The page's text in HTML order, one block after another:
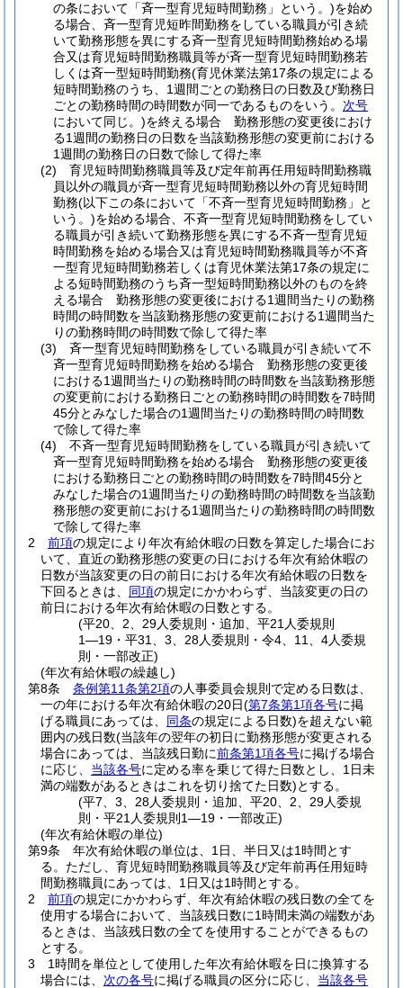
の条において「斉一型育児短時間勤務」という。)を始め
る場合、斉一型育児短昨間勤務をしている職員が引き続
いて勤務形態を異にする斉一型育児短時間勤務始める場
合又は育児短時間勤務職員等が斉一型育児短時間勤務若
しくは斉一型短時間勤務(育児休業法第17条の規定による
短時間勤務のうち、1週間ごとの勤務日の日数及び勤務日
ごとの勤務時間の時間数が同一であるものをいう。 次号
において同じ。)を終える場合 勤務形態の変更後におけ
る1週間の勤務日の日数を当該勤務形態の変更前における
1週間の勤務日の日数で除して得た率
(2)
育児短時間勤務職員等及び定年前再任用短時間勤務職
員以外の職員が斉一型育児短時間勤務以外の育児短時間
勤務(以下この条において「不斉一型育児短時間勤務」と
いう。)を始める場合、不斉一型育児短時間勤務をしてい
る職員が引き続いて勤務形態を異にする不斉一型育児短
時間勤務を始める場合又は育児短時間勤務職員等が不斉
一型育児短時間勤務若しくは育児休業法第17条の規定に
よる短時間勤務のうち斉一型短時間勤務以外のものを終
える場合 勤務形態の変更後における1週間当たりの勤務
時間の時間数を当該勤務形態の変更前における1週間当た
りの勤務時間の時間数で除して得た率
(3)
斉一型育児短時間勤務をしている職員が引き続いて不
斉一型育児短時間勤務を始める場合 勤務形態の変更後
における1週間当たりの勤務時間の時間数を当該勤務形態
の変更前における勤務日ごとの勤務時間の時間数を7時間
45分とみなした場合の1週間当たりの勤務時間の時間数
で除して得た率
(4)
不斉一型育児短時間勤務をしている職員が引き続いて
斉一型育児短時間勤務を始める場合 勤務形態の変更後
における勤務日ごとの勤務時間の時間数を7時間45分と
みなした場合の1週間当たりの勤務時間の時間数を当該勤
務形態の変更前における1週間当たりの勤務時間の時間数
で除して得た率
2
前項の規定により年次有給休暇の日数を算定した場合にお
いて、直近の勤務形態の変更の日における年次有給休暇の
日数が当該変更の日の前日における年次有給休暇の日数を
下回るときは、 同項の規定にかかわらず、当該変更の日の
前日における年次有給休暇の日数とする。
(平20、2、29人委規則・追加、平21人委規則
1―19・平31、3、28人委規則・令4、11、4人委規
則・一部改正)
(年次有給休暇の繰越し)
第8条
条例第11条第2項の人事委員会規則で定める日数は、
一の年における年次有給休暇の20日(第7条第1項各号に掲
げる職員にあっては、 同条の規定による日数)を超えない範
囲内の残日数(当該年の翌年の初日に勤務形態が変更される
場合にあっては、当該残日勤に前条第1項各号に掲げる場合
に応じ、 当該各号に定める率を乗じて得た日数とし、1日未
満の端数があるときはこれを切り捨てた日数)とする。
(平7、3、28人委規則・追加、平20、2、29人委規
則・平21人委規則1―19・一部改正)
(年次有給休暇の単位)
第9条
年次有給休暇の単位は、1日、半日又は1時間とす
る。 ただし、育児短時間勤務職員等及び定年前再任用短時
間勤務職員にあっては、1日又は1時間とする。
2
前項の規定にかかわらず、年次有給休暇の残日数の全てを
使用する場合において、当該残日数に1時間未満の端数があ
るときは、当該残日数の全てを使用することができるもの
とする。
3
1時間を単位として使用した年次有給休暇を日に換算する
場合には、 次の各号に掲げる職員の区分に応じ、 当該各号